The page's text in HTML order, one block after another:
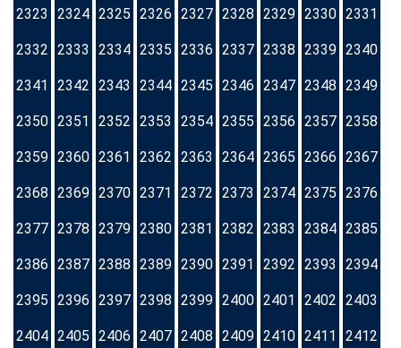
2323 2324 2325 2326 2327 2328 2329 2330 2331
2332 2333 2334 2335 2336 2337 2338 2339 2340
2341 2342 2343 2344 2345 2346 2347 2348 2349
2350 2351 2352 2353 2354 2355 2356 2357 2358
2359 2360 2361 2362 2363 2364 2365 2366 2367
2368 2369 2370 2371 2372 2373 2374 2375 2376
2377 2378 2379 2380 2381 2382 2383 2384 2385
2386 2387 2388 2389 2390 2391 2392 2393 2394
2395 2396 2397 2398 2399 2400 2401 2402 2403
2404 2405 2406 2407 2408 2409 2410 2411 2412